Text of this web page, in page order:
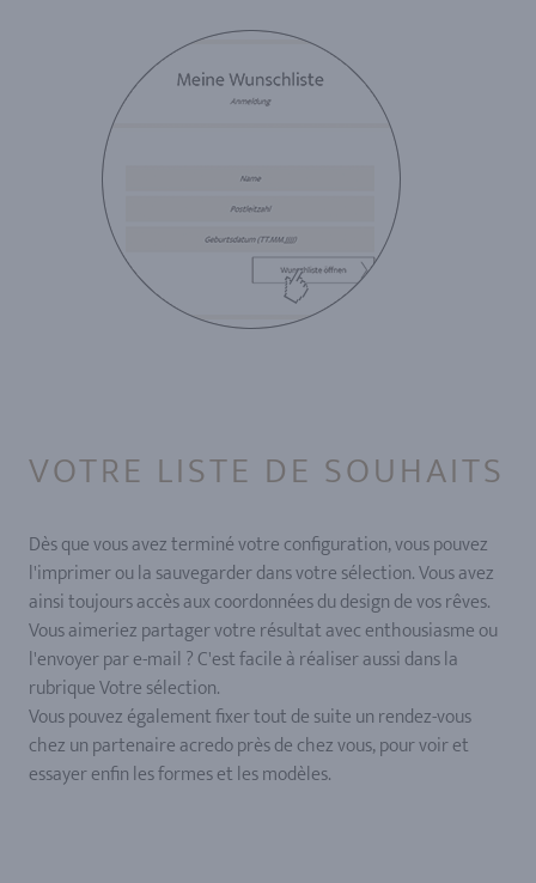
VOTRE LISTE DE SOUHAITS
Dès que vous avez terminé votre configuration, vous pouvez
l'imprimer ou la sauvegarder dans votre sélection. Vous avez
ainsi toujours accès aux coordonnées du design de vos rêves.
Vous aimeriez partager votre résultat avec enthousiasme ou
l'envoyer par e-mail ? C'est facile à réaliser aussi dans la
rubrique Votre sélection.
Vous pouvez également fixer tout de suite un rendez-vous
chez un partenaire acredo près de chez vous, pour voir et
essayer enfin les formes et les modèles.